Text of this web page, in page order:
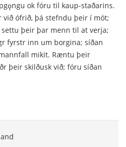
ok fóru til kaup-staðarins.
ófrið, þá stefndu þeir í mót;
þeir þar menn til at verja;
fyrstr inn um borgina; síðan
mikit. Ræntu þeir
þeir skilðusk við; fóru síðan